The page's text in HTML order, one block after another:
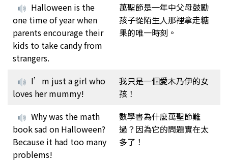
Halloween is the
one time of year when
parents encourage their
kids to take candy from
strangers.
萬聖節是一年中父母鼓勵
孩子從陌生人那裡拿走糖
果的唯一時刻。
I’m just a girl who
loves her mummy!
我只是一個愛木乃伊的女
孩！
Why was the math
book sad on Halloween?
Because it had too many
problems!
數學書為什麼萬聖節難
過？因為它的問題實在太
多了！